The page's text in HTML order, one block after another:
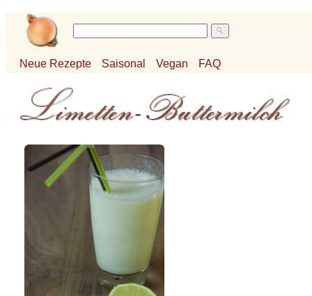
Neue Rezepte Saisonal Vegan FAQ